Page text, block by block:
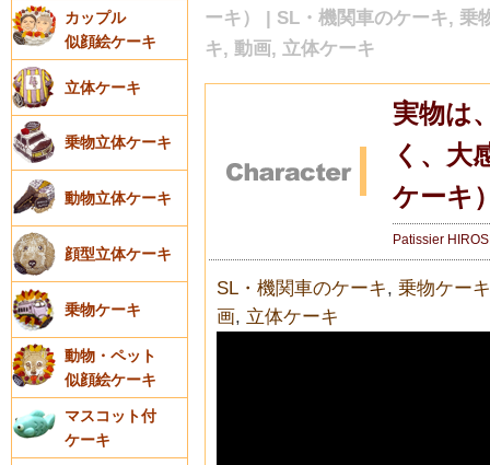
カップル
似顔絵ケーキ
立体ケーキ
乗物立体ケーキ
動物立体ケーキ
顔型立体ケーキ
乗物ケーキ
動物・ペット
似顔絵ケーキ
マスコット付
ケーキ
ーキ） | SL・機関車のケーキ, 乗
キ, 動画, 立体ケーキ
実物は
く、大
ケーキ
Patissier
SL・機関車のケーキ, 乗物ケーキ
画, 立体ケーキ